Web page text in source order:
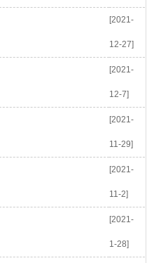
[2021-
12-27]
[2021-
12-7]
[2021-
11-29]
[2021-
11-2]
[2021-
1-28]